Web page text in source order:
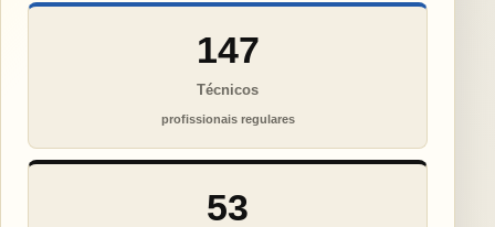
147
Técnicos
profissionais regulares
53